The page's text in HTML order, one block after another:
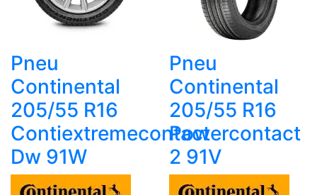
Pneu
Continental
205/55 R16
Contiextremecontact
Dw 91W
Pneu
Continental
205/55 R16
Powercontact
2 91V